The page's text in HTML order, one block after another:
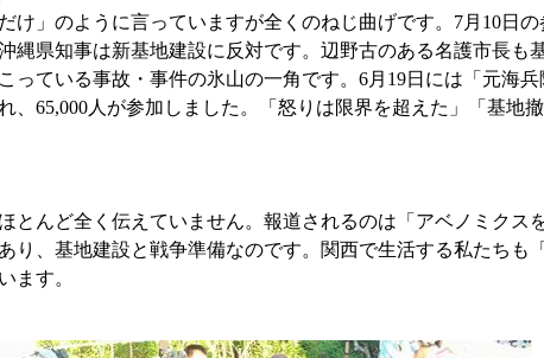
」のように言っていますが全くのねじ曲げです。7月10日
縄県知事は新基地建設に反対です。辺野古のある名護市長も
っている事故・事件の氷山の一角です。6月19日には「元海
、65,000人が参加しました。「怒りは限界を超えた」「基地
んど全く伝えていません。報道されるのは「アベノミクス
り、基地建設と戦争準備なのです。関西で生活する私たちも
ます。